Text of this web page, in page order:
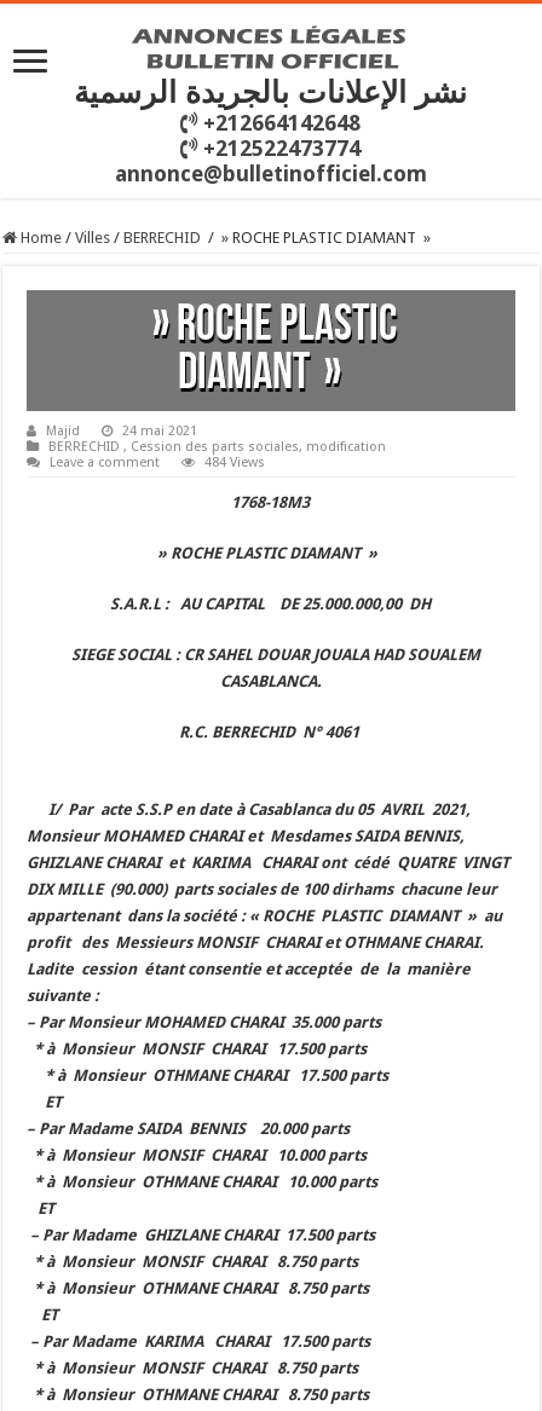
نشر الإعلانات بالجريدة الرسمية
+212664142648
+212522473774
annonce@bulletinofficiel.com
Home / Villes / BERRECHID / » ROCHE PLASTIC DIAMANT »
» ROCHE PLASTIC
DIAMANT »
Majid
24 mai 2021
BERRECHID, Cession des parts sociales, modification
Leave a comment
484 Views
1768-18M3
» ROCHE PLASTIC DIAMANT »
S.A.R.L : AU CAPITAL DE 25.000.000,00 DH
SIEGE SOCIAL : CR SAHEL DOUAR JOUALA HAD SOUALEM
CASABLANCA.
R.C. BERRECHID N° 4061
I/ Par acte S.S.P en date à Casablanca du 05 AVRIL 2021,
Monsieur MOHAMED CHARAI et Mesdames SAIDA BENNIS,
GHIZLANE CHARAI et KARIMA CHARAI ont cédé QUATRE VINGT
DIX MILLE (90.000) parts sociales de 100 dirhams chacune leur
appartenant dans la société : « ROCHE PLASTIC DIAMANT » au
profit des Messieurs MONSIF CHARAI et OTHMANE CHARAI.
Ladite cession étant consentie et acceptée de la manière
suivante :
– Par Monsieur MOHAMED CHARAI 35.000 parts
* à Monsieur MONSIF CHARAI 17.500 parts
* à Monsieur OTHMANE CHARAI 17.500 parts
ET
– Par Madame SAIDA BENNIS 20.000 parts
* à Monsieur MONSIF CHARAI 10.000 parts
* à Monsieur OTHMANE CHARAI 10.000 parts
ET
– Par Madame GHIZLANE CHARAI 17.500 parts
* à Monsieur MONSIF CHARAI 8.750 parts
* à Monsieur OTHMANE CHARAI 8.750 parts
ET
– Par Madame KARIMA CHARAI 17.500 parts
* à Monsieur MONSIF CHARAI 8.750 parts
* à Monsieur OTHMANE CHARAI 8.750 parts